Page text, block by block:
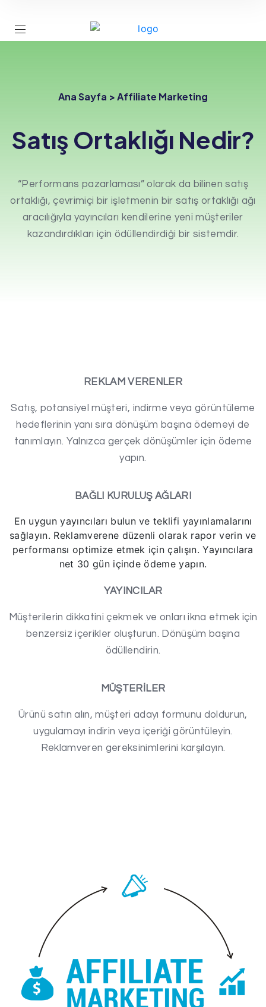
Ana Sayfa > Affiliate Marketing
Satış Ortaklığı Nedir?
“Performans pazarlaması” olarak da bilinen satış
ortaklığı, çevrimiçi bir işletmenin bir satış ortaklığı ağı
aracılığıyla yayıncıları kendilerine yeni müşteriler
kazandırdıkları için ödüllendirdiği bir sistemdir.
REKLAM VERENLER
Satış, potansiyel müşteri, indirme veya görüntüleme
hedeflerinin yanı sıra dönüşüm başına ödemeyi de
tanımlayın. Yalnızca gerçek dönüşümler için ödeme
yapın.
BAĞLI KURULUŞ AĞLARI
En uygun yayıncıları bulun ve teklifi yayınlamalarını
sağlayın. Reklamverene düzenli olarak rapor verin ve
performansı optimize etmek için çalışın. Yayıncılara
net 30 gün içinde ödeme yapın.
YAYINCILAR
Müşterilerin dikkatini çekmek ve onları ikna etmek için
benzersiz içerikler oluşturun. Dönüşüm başına
ödüllendirin.
MÜŞTERİLER
Ürünü satın alın, müşteri adayı formunu doldurun,
uygulamayı indirin veya içeriği görüntüleyin.
Reklamveren gereksinimlerini karşılayın.